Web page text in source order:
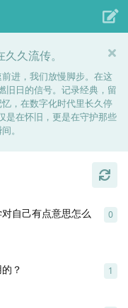
久流传。
进，我们放慢脚步。在这
旧日的信号。记录经典，留
，在数字化时代里长久停
是在怀旧，更是在守护那些
。
自己有点意思怎么
0
？ 1